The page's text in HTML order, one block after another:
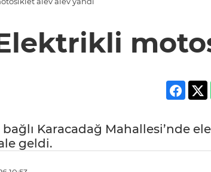
Karacadağ Mahallesi’nde
geldi.